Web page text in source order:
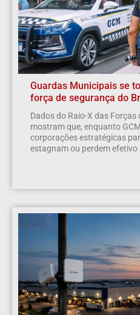
Guardas Municipais se
força de segurança do
Dados do Raio-X das Forças
mostram que, enquanto
corporações estratégicas
estagnam ou perdem efetivo